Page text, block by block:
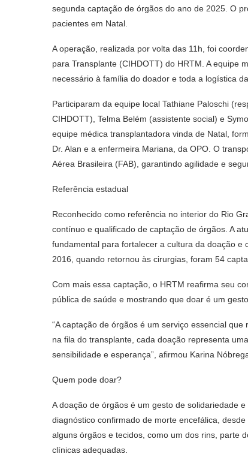
segunda captação de órgãos do ano de 2025. O
pacientes em Natal.
A operação, realizada por volta das 11h, foi
para Transplante (CIHDOTT) do HRTM. A equipe
necessário à família do doador e toda a logística
Participaram da equipe local Tathiane Paloschi
CIHDOTT), Telma Belém (assistente social) e
equipe médica transplantadora vinda de Natal,
Dr. Alan e a enfermeira Mariana, da OPO. O
Aérea Brasileira (FAB), garantindo agilidade e
Referência estadual
Reconhecido como referência no interior do Rio
contínuo e qualificado de captação de órgãos. A
fundamental para fortalecer a cultura da doação
2016, quando retornou às cirurgias, foram 54
Com mais essa captação, o HRTM reafirma seu
pública de saúde e mostrando que doar é um
“A captação de órgãos é um serviço essencial
na fila do transplante, cada doação representa
sensibilidade e esperança”, afirmou Karina
Quem pode doar?
A doação de órgãos é um gesto de solidariedade
diagnóstico confirmado de morte encefálica,
alguns órgãos e tecidos, como um dos rins, parte
clínicas adequadas.